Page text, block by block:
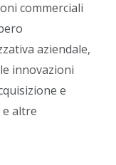
commerciali
aziendale,
innovazioni
e
altre